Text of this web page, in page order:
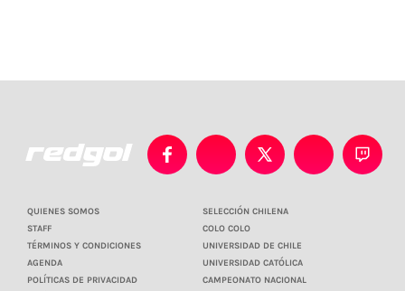
QUIENES SOMOS
STAFF
TÉRMINOS Y CONDICIONES
AGENDA
POLÍTICAS DE PRIVACIDAD
SELECCIÓN CHILENA
COLO COLO
UNIVERSIDAD DE CHILE
UNIVERSIDAD CATÓLICA
CAMPEONATO NACIONAL